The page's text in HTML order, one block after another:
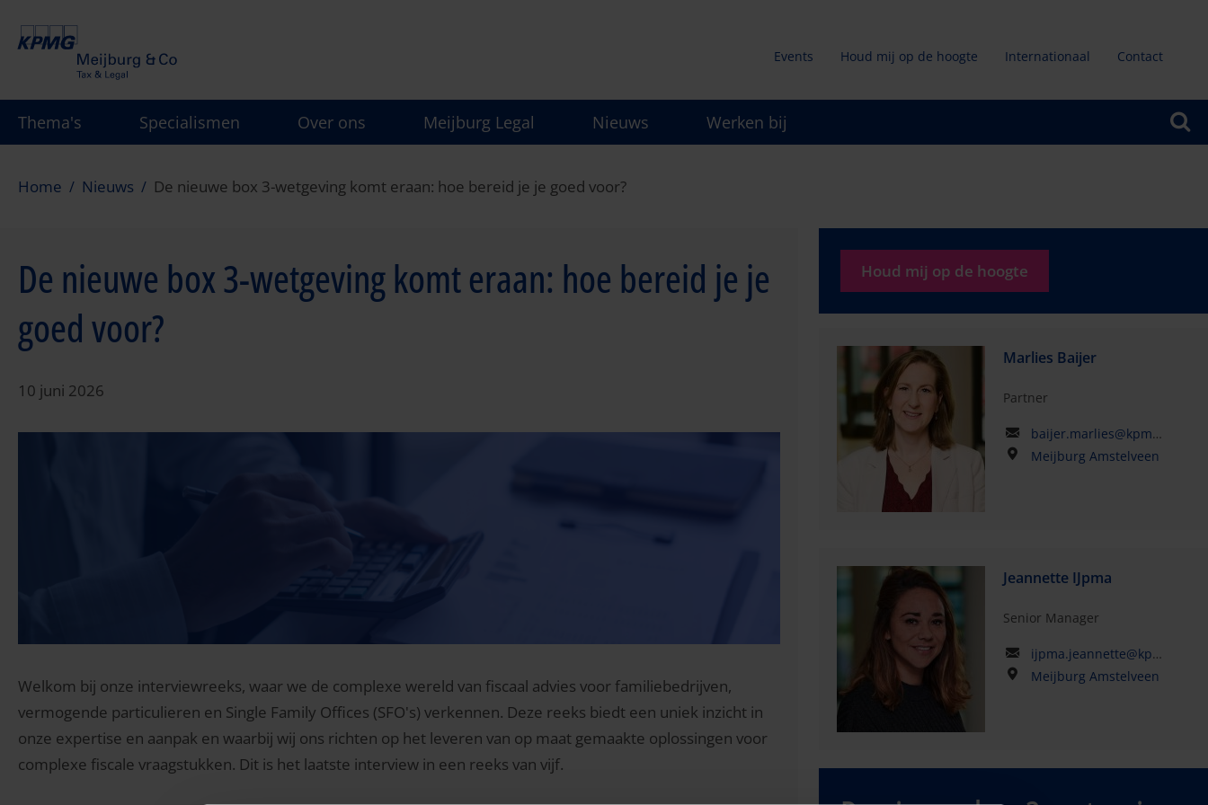
gaan
Secundair
menu
Events Houd mij op de hoogte Internationaal Contact
Thema's Specialismen Over ons Meijburg Legal Nieuws Werken bij
Home Nieuws De nieuwe box 3-wetgeving komt eraan: hoe bereid je je goed voor?
De nieuwe box 3-wetgeving komt eraan: hoe bereid je je
goed voor?
10 juni 2026
Welkom bij onze interviewreeks, waar we de complexe wereld van fiscaal advies voor familiebedrijven,
vermogende particulieren en Single Family Offices (SFO's) verkennen. Deze reeks biedt een uniek inzicht in
onze expertise en aanpak en waarbij wij ons richten op het leveren van op maat gemaakte oplossingen voor
complexe fiscale vraagstukken. Dit is het laatste interview in een reeks van vijf.
Houd mij op de hoogte
Marlies Baijer
Partner
baijer.marlies@kpmg.com
Meijburg Amstelveen
Jeannette IJpma
Senior Manager
ijpma.jeannette@kpmg.com
Meijburg Amstelveen